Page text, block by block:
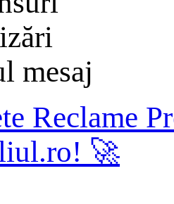
mesaj
Reclame
🚀